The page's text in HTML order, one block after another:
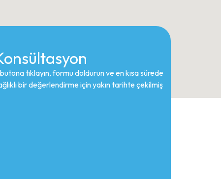
tıklayın, formu doldurun ve en kısa sürede
bir değerlendirme için yakın tarihte çekilmiş